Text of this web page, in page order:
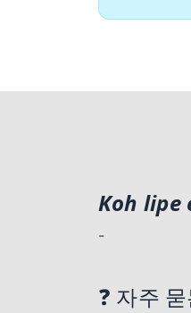
Koh lipe
-
❓ 자주